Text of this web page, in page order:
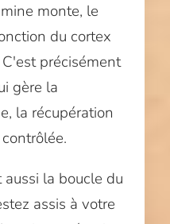
monte, le
du cortex
précisément
gère la
la récupération
la boucle du
assis à votre